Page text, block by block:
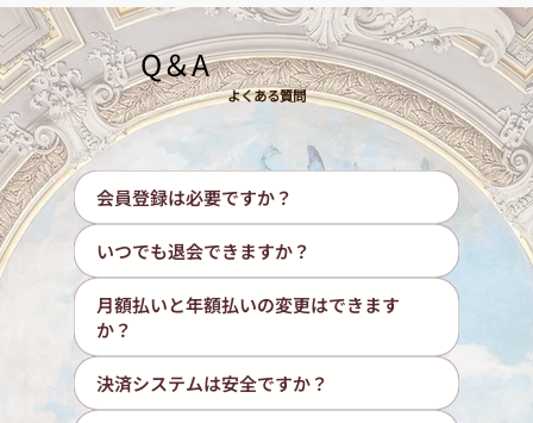
会員登録は必要ですか？
いつでも退会できますか？
月額払いと年額払いの変更はできます
か？
決済システムは安全ですか？
​Q＆A
よくある質問